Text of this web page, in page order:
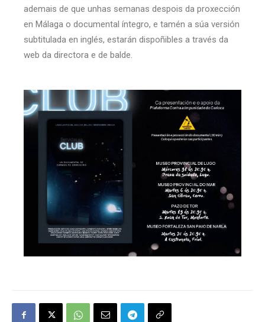
ademais de que unhas semanas despois da proxección
en Málaga o documental íntegro, e tamén a súa versión
subtitulada en inglés, estarán dispoñibles a través da
web da directora e de balde.